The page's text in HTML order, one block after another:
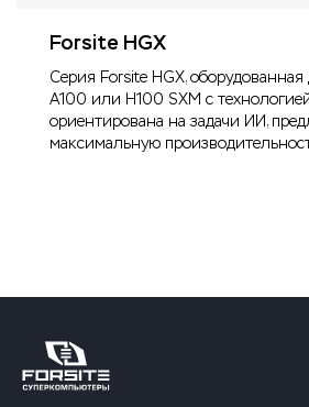
Forsite HGX
Серия Forsite HGX,
A100 или H100 SXM с
ориентирована на задачи ИИ,
максимальную